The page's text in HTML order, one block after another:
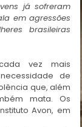
já sofreram
em agressões
brasileiras
vez mais
de
que, além
mata. Os
Avon, em